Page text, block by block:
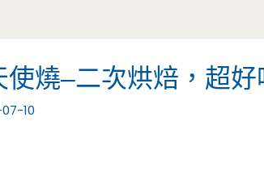
使燒–二次烘焙，超
10